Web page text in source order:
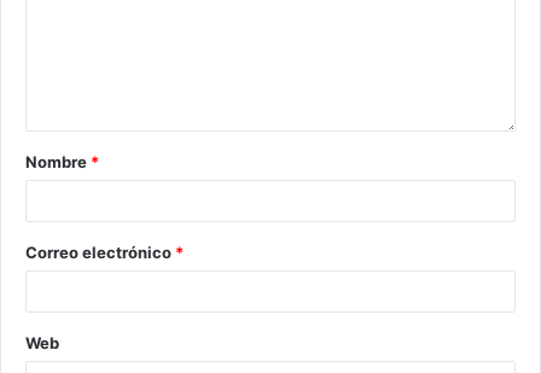
Nombre *
Correo electrónico *
Web